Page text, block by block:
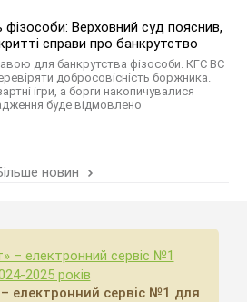
Верховний суд пояснив,
справи про банкрутство
для банкрутства фізособи. КГС ВС
добросовісність боржника.
ігри, а борги накопичувалися
буде відмовлено
новин
електронний сервіс №1 для